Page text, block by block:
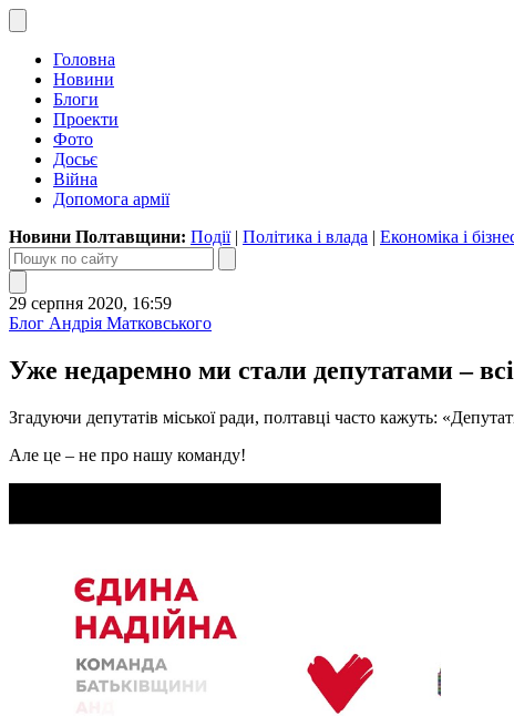
Головна
Новини
Блоги
Проекти
Фото
Досьє
Війна
Допомога армії
Новини Полтавщини: Події| Політика і влада | Економіка і
29 серпня 2020, 16:59
Блог Андрія Матковського
Уже недаремно ми стали депутатами –
Згадуючи депутатів міської ради, полтавці часто кажуть:
Але це – не про нашу команду!